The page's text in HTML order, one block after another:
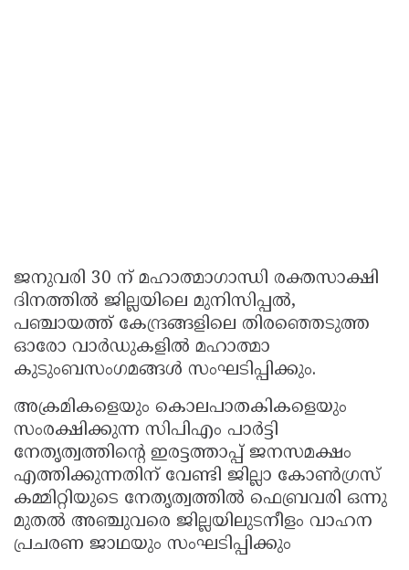
ജനുവരി 30 ന് മഹാത്മാഗാന്ധി രക്തസാക്ഷി
ദിനത്തില്‍ ജില്ലയിലെ മുനിസിപ്പല്‍,
പഞ്ചായത്ത് കേന്ദ്രങ്ങളിലെ തിരഞ്ഞെടുത്ത
ഓരോ വാര്‍ഡുകളില്‍ മഹാത്മാ
കുടുംബസംഗമങ്ങള്‍ സംഘടിപ്പിക്കും.
അക്രമികളെയും കൊലപാതകികളെയും
സംരക്ഷിക്കുന്ന സിപിഎം പാര്‍ട്ടി
നേതൃത്വത്തിന്റെ ഇരട്ടത്താപ്പ് ജനസമക്ഷം
എത്തിക്കുന്നതിന് വേണ്ടി ജില്ലാ കോണ്‍ഗ്രസ്
കമ്മിറ്റിയുടെ നേതൃത്വത്തില്‍ ഫെബ്രവരി ഒന്നു
മുതല്‍ അഞ്ചുവരെ ജില്ലയിലുടനീളം വാഹന
പ്രചരണ ജാഥയും സംഘടിപ്പിക്കും